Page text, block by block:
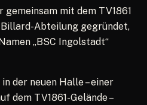
gemeinsam mit dem TV1861
Billard-Abteilung gegründet,
„BSC Ingolstadt“
der neuen Halle – einer
dem TV1861-Gelände –